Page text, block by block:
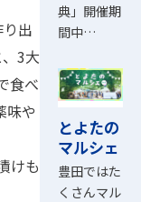
出
3大
食べ
味や
けも
典」開催期
間中…
とよたの
マルシェ
豊田ではた
くさんマル